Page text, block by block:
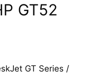
GT52
GT Series /